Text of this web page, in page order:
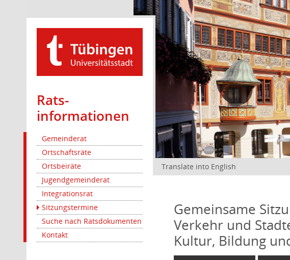
Rats­
informationen
Gemeinderat
Ortschaftsräte
Ortsbeiräte
Jugendgemeinderat
Integrationsrat
Sitzungstermine
Suche nach Ratsdokumenten
Kontakt
Translate into English
Gemeinsame
Verkehr und
Kultur, Bildung